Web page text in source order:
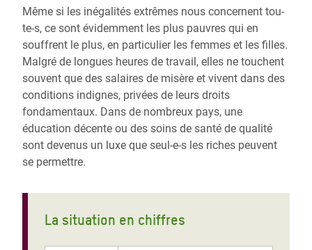
Même si les inégalités extrêmes nous concernent tou-
te-s, ce sont évidemment les plus pauvres qui en
souffrent le plus, en particulier les femmes et les filles.
Malgré de longues heures de travail, elles ne touchent
souvent que des salaires de misère et vivent dans des
conditions indignes, privées de leurs droits
fondamentaux. Dans de nombreux pays, une
éducation décente ou des soins de santé de qualité
sont devenus un luxe que seul-e-s les riches peuvent
se permettre.
La situation en chiffres